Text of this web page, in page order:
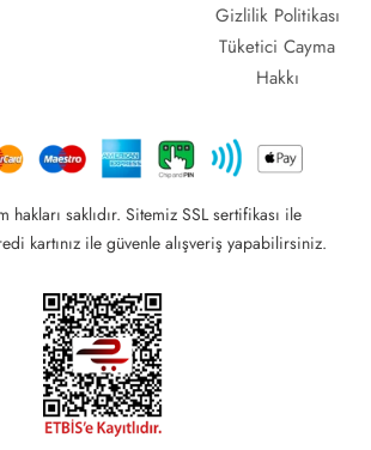
Gizlilik Politikası
Tüketici Cayma
Hakkı
hakları saklıdır. Sitemiz SSL sertifikası ile
kartınız ile güvenle alışveriş yapabilirsiniz.